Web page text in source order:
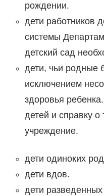
рождении.
дети работников
системы
детский сад
дети, чьи родные
исключением
здоровья
детей и справку
учреждение.
дети одиноких
дети вдов.
дети